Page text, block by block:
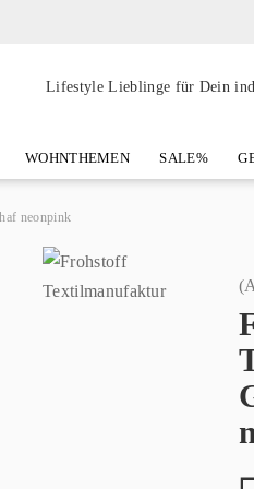
Lifestyle Lieblinge für Dein
WOHNTHEMEN SALE%
neonpink